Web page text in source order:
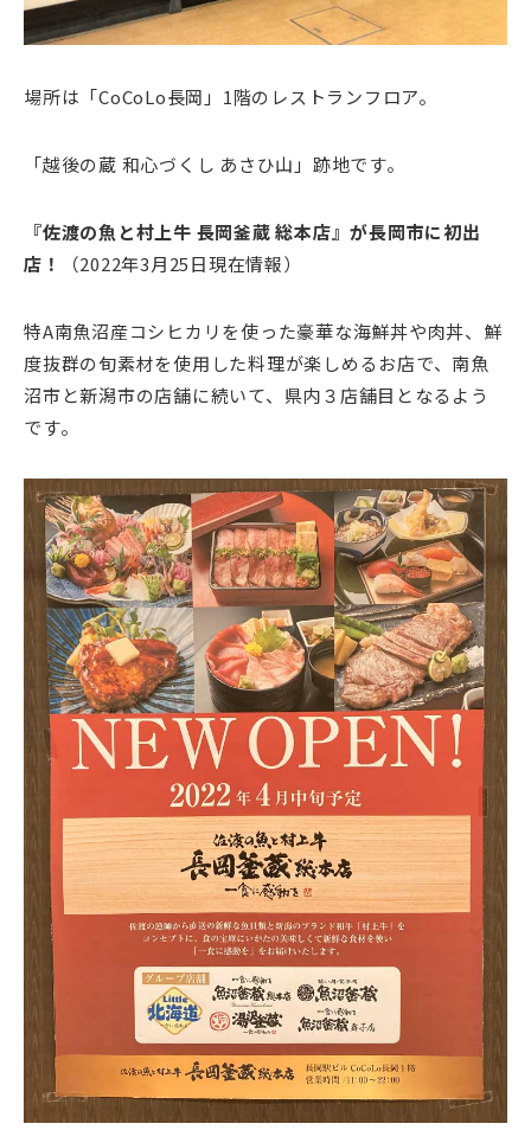
場所は「CoCoLo長岡」1階のレストランフロア。
「越後の蔵 和心づくし あさひ山」跡地です。
『佐渡の魚と村上牛 長岡釜蔵 総本店』が長岡市に初出
店！
（2022年3月25日現在情報）
特A南魚沼産コシヒカリを使った豪華な海鮮丼や肉丼、鮮
度抜群の旬素材を使用した料理が楽しめるお店で、南魚
沼市と新潟市の店舗に続いて、県内３店舗目となるよう
です。